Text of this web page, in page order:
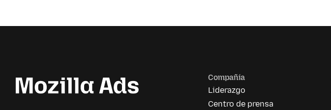
Compañía
Liderazgo
Centro de prensa